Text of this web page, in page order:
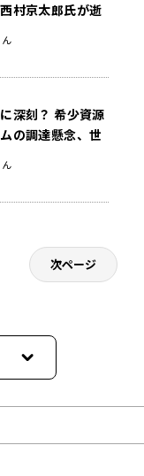
村京太郎氏が逝
深刻？ 希少資源
の調達懸念、世
次ページ